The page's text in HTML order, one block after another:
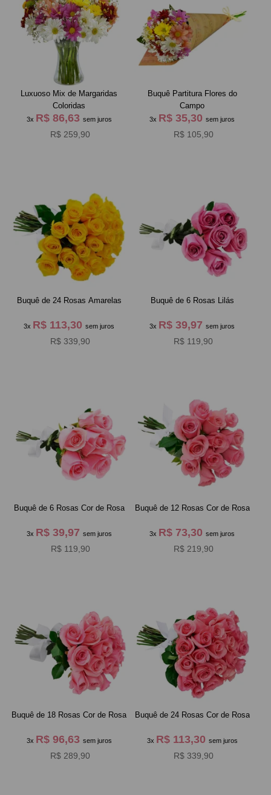
Luxuoso Mix de Margaridas
Coloridas
3x R$ 86,63 sem juros
R$ 259,90
Buquê Partitura Flores do
Campo
3x R$ 35,30sem juros
R$ 105,90
Buquê de 24 Rosas Amarelas
3x R$ 113,30sem juros
R$ 339,90
Buquê de 6 Rosas Lilás
3x R$ 39,97sem juros
R$ 119,90
Buquê de 6 Rosas Cor de Rosa
3x R$ 39,97 sem juros
R$ 119,90
Buquê de 12 Rosas Cor de Rosa
3x R$ 73,30sem juros
R$ 219,90
Buquê de 18 Rosas Cor de Rosa
3x R$ 96,63 sem juros
R$ 289,90
Buquê de 24 Rosas Cor de Rosa
3x R$ 113,30 sem juros
R$ 339,90